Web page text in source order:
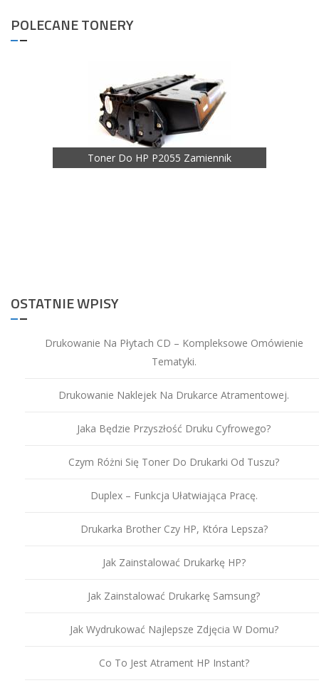
POLECANE TONERY
Toner Do HP P2055 Zamiennik
OSTATNIE WPISY
Drukowanie Na Płytach CD – Kompleksowe Omówienie
Tematyki.
Drukowanie Naklejek Na Drukarce Atramentowej.
Jaka Będzie Przyszłość Druku Cyfrowego?
Czym Różni Się Toner Do Drukarki Od Tuszu?
Duplex – Funkcja Ułatwiająca Pracę.
Drukarka Brother Czy HP, Która Lepsza?
Jak Zainstalować Drukarkę HP?
Jak Zainstalować Drukarkę Samsung?
Jak Wydrukować Najlepsze Zdjęcia W Domu?
Co To Jest Atrament HP Instant?